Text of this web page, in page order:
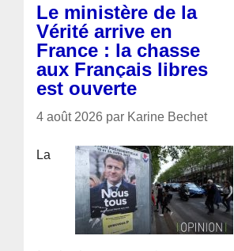
Le ministère de la
Vérité arrive en
France : la chasse
aux Français libres
est ouverte
4 août 2026 par Karine Bechet
La